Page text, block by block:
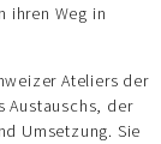
ihren Weg in
Ateliers der
Austauschs, der
Umsetzung. Sie